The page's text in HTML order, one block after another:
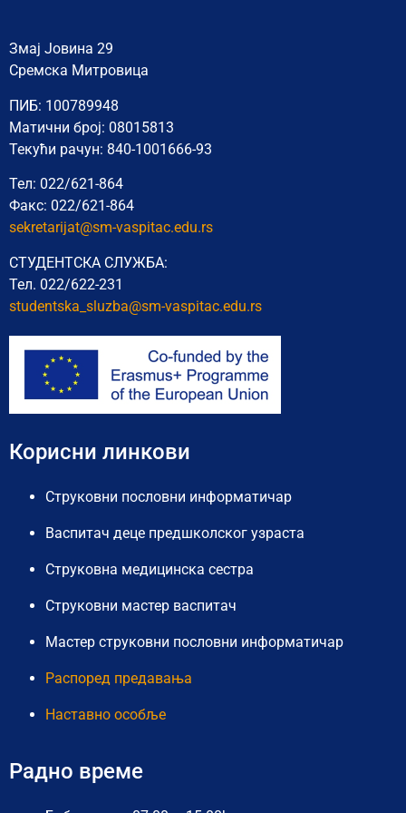
Змај Јовина 29
Сремска Митровица
ПИБ: 100789948
Матични број: 08015813
Текући рачун: 840-1001666-93
Тел: 022/621-864
Факс: 022/621-864
sekretarijat@sm-vaspitac.edu.rs
СТУДЕНТСКА СЛУЖБА:
Тел. 022/622-231
studentska_sluzba@sm-vaspitac.edu.rs
Корисни линкови
Струковни пословни информатичар
Васпитач деце предшколског узраста
Струковна медицинска сестра
Струковни мастер васпитач
Мастер струковни пословни информатичар
Распоред предавања
Наставно особље
Радно време